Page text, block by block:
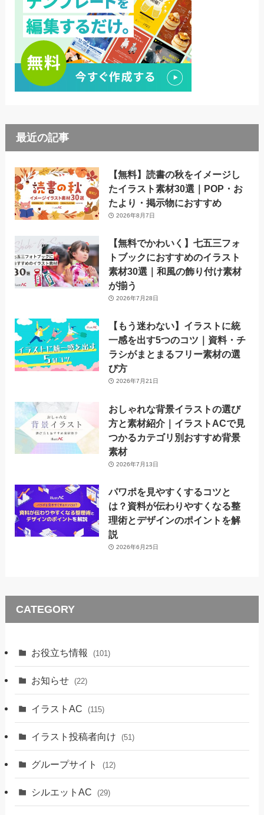
最近の記事
【無料】読書の秋をイメージし
たイラスト素材30選｜POP・お
たより・掲示物におすすめ
2026年8月7日
【無料でかわいく】七五三フォ
トブックにおすすめのイラスト
素材30選｜和風の飾り付け素材
が揃う
2026年7月28日
【もう迷わない】イラストに統
一感を出す5つのコツ｜資料・チ
ラシがまとまるフリー素材の選
び方
2026年7月21日
おしゃれな背景イラストの選び
方と素材紹介｜イラストACで見
つかるカテゴリ別おすすめ背景
素材
2026年7月13日
パワポを見やすくするコツと
は？資料が伝わりやすくなる整
理術とデザインのポイントを解
説
2026年6月25日
CATEGORY
お役立ち情報 (101)
お知らせ (22)
イラストAC (115)
イラスト投稿者向け (51)
グループサイト (12)
シルエットAC (29)